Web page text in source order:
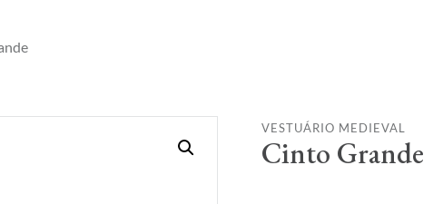
VESTUÁRIO MEDIEVAL
Cinto Grande